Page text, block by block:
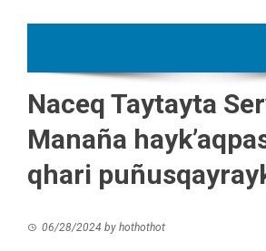
Naceq Taytayta
Manaña
qhari
06/28/2024 by hothothot